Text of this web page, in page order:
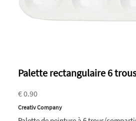
Palette rectangulaire 6
€ 0.90
Creativ Company